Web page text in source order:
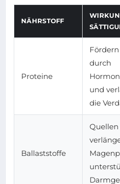
NÄHRSTOFF
Proteine
durch
und
die
Ballaststoffe